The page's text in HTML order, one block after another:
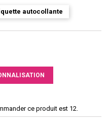
autocollante
ce produit est 12.